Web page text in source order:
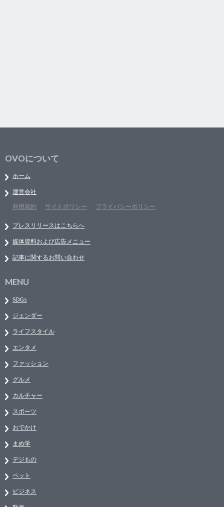
OVOについて
ホーム
運営会社
利用規約
サイトポリシー プライバシーポリシー
プレスリリースはこちらへ
媒体資料および広告メニュー
記事に関するお問い合わせ
MENU
SDGs
ジェンダー
ライフスタイル
エンタメ
ファッション
グルメ
カルチャー
スポーツ
おでかけ
まめ学
デジもの
ペット
ビジネス